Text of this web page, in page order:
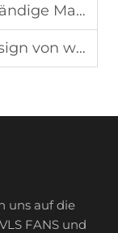
wichtig sind
gewerblichen Gebrauch
uns auf die
FANS und